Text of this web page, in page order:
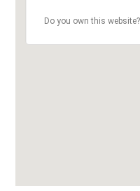
Do you own this website?